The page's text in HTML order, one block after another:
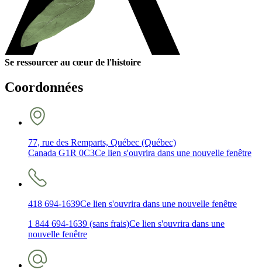
Se ressourcer au cœur de l'histoire
Coordonnées
77, rue des Remparts, Québec (Québec)
Canada G1R 0C3Ce lien s'ouvrira dans une nouvelle fenêtre
418 694-1639Ce lien s'ouvrira dans une nouvelle fenêtre
1 844 694-1639 (sans frais)Ce lien s'ouvrira dans une
nouvelle fenêtre